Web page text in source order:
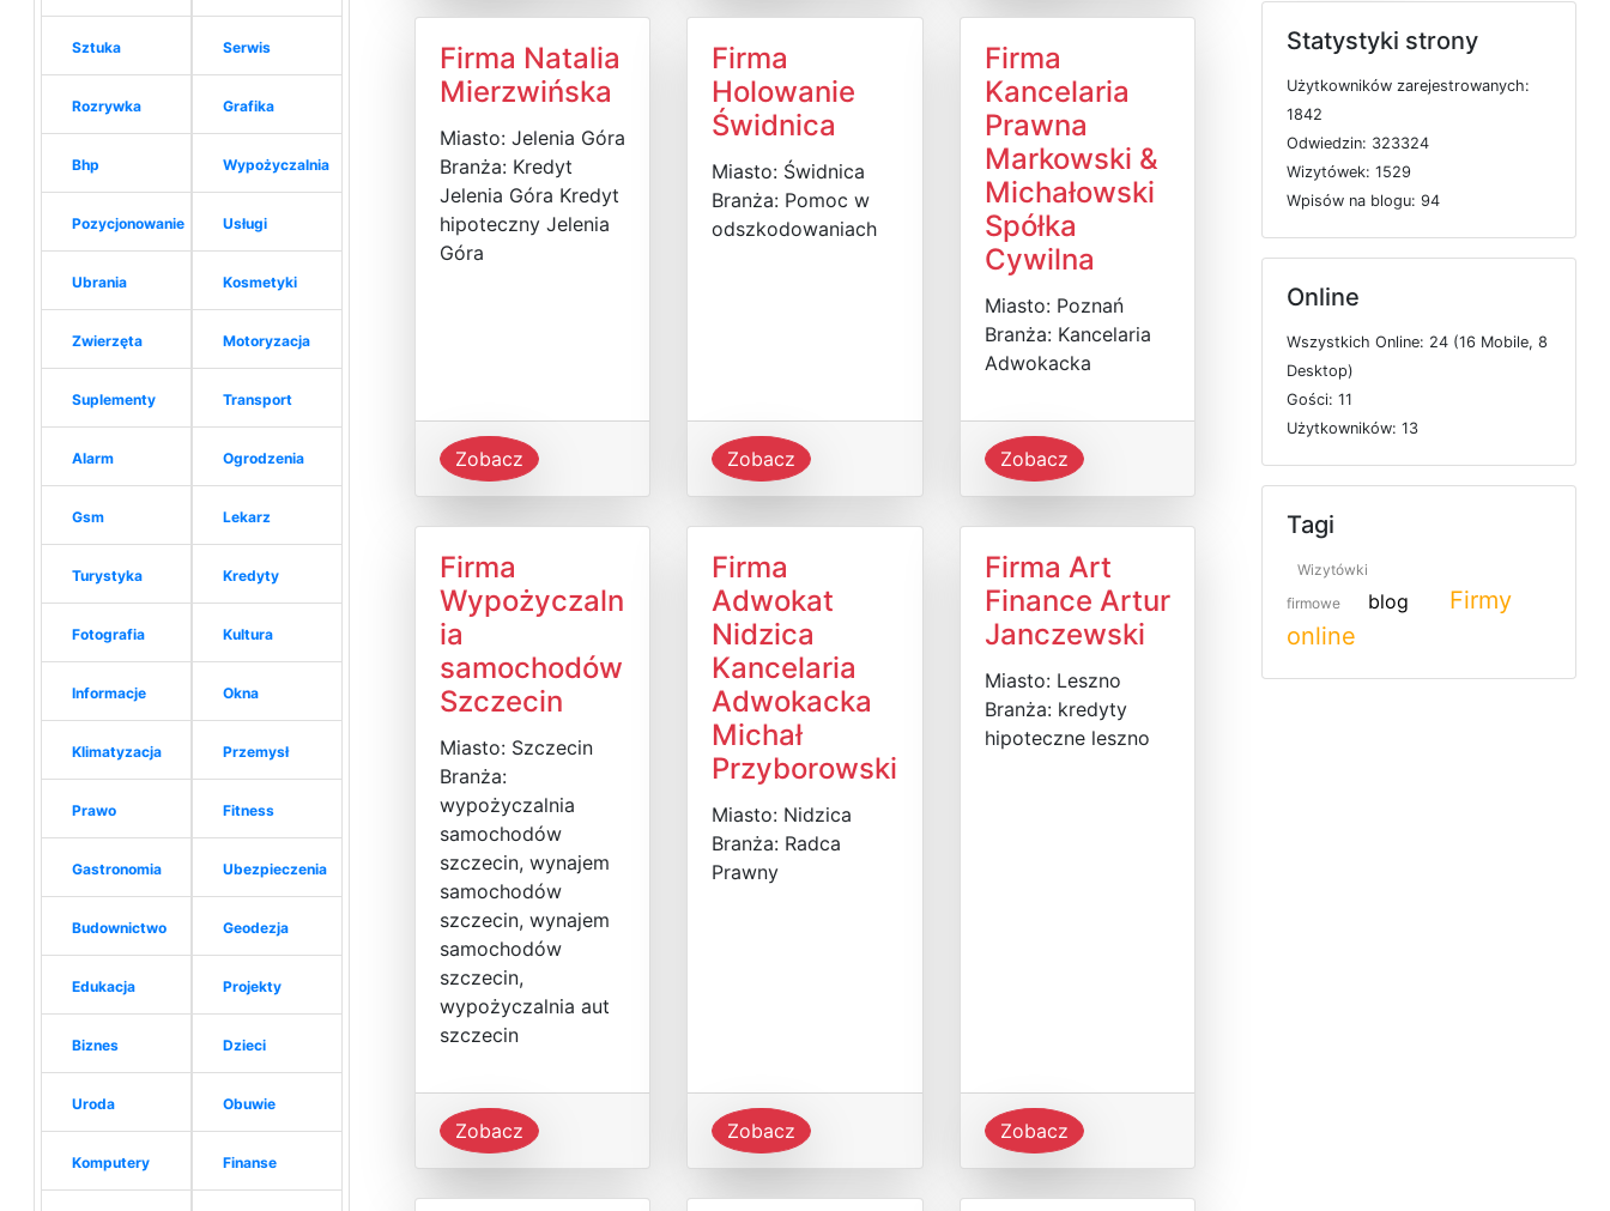
Sztuka
Rozrywka
Bhp
Pozycjonowanie
Ubrania
Zwierzęta
Suplementy
Alarm
Gsm
Turystyka
Fotografia
Informacje
Klimatyzacja
Prawo
Gastronomia
Budownictwo
Edukacja
Biznes
Uroda
Komputery
Serwis
Grafika
Wypożyczalnia
Usługi
Kosmetyki
Motoryzacja
Transport
Ogrodzenia
Lekarz
Kredyty
Kultura
Okna
Przemysł
Fitness
Ubezpieczenia
Geodezja
Projekty
Dzieci
Obuwie
Finanse
Firma Natalia
Mierzwińska
Miasto: Jelenia Góra
Branża: Kredyt
Jelenia Góra Kredyt
hipoteczny Jelenia
Góra
Zobacz
Firma
Holowanie
Świdnica
Miasto: Świdnica
Branża: Pomoc w
odszkodowaniach
Zobacz
Firma
Kancelaria
Prawna
Markowski &
Michałowski
Spółka
Cywilna
Miasto: Poznań
Branża: Kancelaria
Adwokacka
Zobacz
Firma
Wypożyczaln
ia
samochodów
Szczecin
Miasto: Szczecin
Branża:
wypożyczalnia
samochodów
szczecin, wynajem
samochodów
szczecin, wynajem
samochodów
szczecin,
wypożyczalnia aut
szczecin
Zobacz
Firma
Adwokat
Nidzica
Kancelaria
Adwokacka
Michał
Przyborowski
Miasto: Nidzica
Branża: Radca
Prawny
Zobacz
Firma Art
Finance Artur
Janczewski
Miasto: Leszno
Branża: kredyty
hipoteczne leszno
Zobacz
Statystyki strony
Użytkowników zarejestrowanych:
1842
Odwiedzin: 323324
Wizytówek: 1529
Wpisów na blogu: 94
Online
Wszystkich Online: 24 (16 Mobile, 8
Desktop)
Gości: 11
Użytkowników: 13
Tagi
Wizytówki
firmowe
blog
Firmy
online